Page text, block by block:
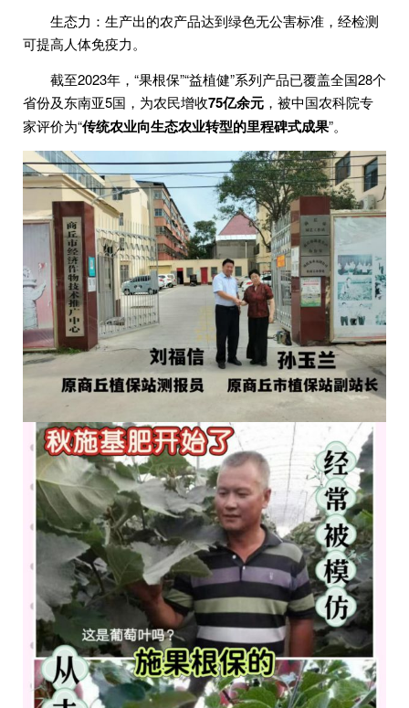
生态力：生产出的农产品达到绿色无公害标准，经检测
可提高人体免疫力。
截至2023年，“果根保”“益植健”系列产品已覆盖全国28个
省份及东南亚5国，为农民增收75亿余元 ，被中国农科院专
家评价为“传统农业向生态农业转型的里程碑式成果”。